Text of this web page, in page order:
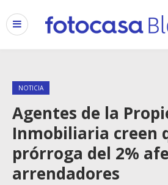
NOTICIA
Agentes de la
Inmobiliaria creen
prórroga del 2%
arrendadores